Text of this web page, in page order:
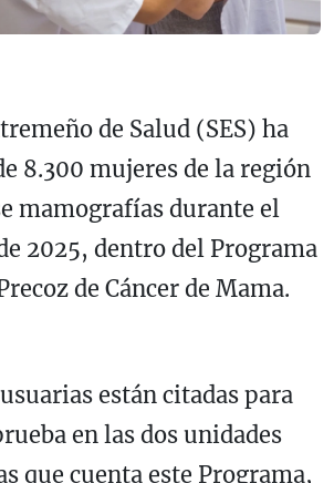
de Salud (SES) ha
8.300 mujeres de la región
mamografías durante el
2025, dentro del Programa
de Cáncer de Mama.
están citadas para
en las dos unidades
que cuenta este Programa,